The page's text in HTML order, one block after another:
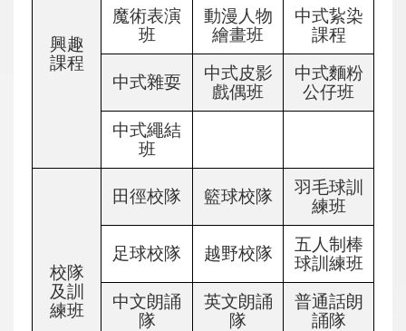
興趣
課程
魔術表演
班
動漫人物
繪畫班
中式紥染
課程
中式雜耍
中式皮影
戲偶班
中式麵粉
公仔班
中式繩結
班
校隊
及訓
練班
田徑校隊 籃球校隊
羽毛球訓
練班
足球校隊 越野校隊
五人制棒
球訓練班
中文朗誦
隊
英文朗誦
隊
普通話朗
誦隊